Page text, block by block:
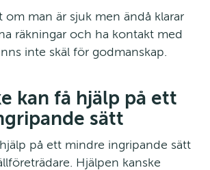
om man är sjuk men ändå klarar
räkningar och ha kontakt med
inte skäl för godmanskap.
kan få hjälp på ett
sätt
på ett mindre ingripande sätt
Hjälpen kanske